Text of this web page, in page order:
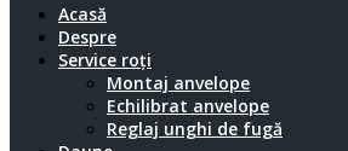
Acasă
Despre
Service roți
Montaj anvelope
Echilibrat anvelope
Reglaj unghi de fugă